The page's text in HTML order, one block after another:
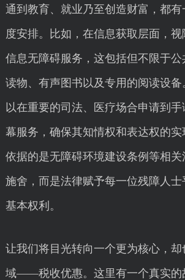
通到教育、就业乃至创造财富，都有
度安排。比如，在信息获取层面，
信息无障碍服务，这包括但不限于
读物、有声图书以及专用的阅读设
以在重要的司法、医疗场合申请到
幕服务，确保其知情权和表达权的实
依据的是无障碍环境建设条例等相
施舍，而是法律赋予每一位残障人
基本权利。
让我们将目光转向一个更为核心，
域——税收优惠。这里有一个真实的